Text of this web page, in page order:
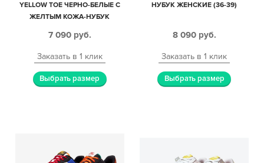
YELLOW TOE ЧЕРНО-БЕЛЫЕ С
ЖЕЛТЫМ КОЖА-НУБУК
7 090 руб.
Заказать в 1 клик
Выбрать размер
НУБУК ЖЕНСКИЕ (36-39)
8 090 руб.
Заказать в 1 клик
Выбрать размер